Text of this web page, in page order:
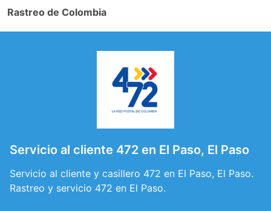
Rastreo de Colombia
Servicio al cliente 472 en El Paso, El Paso
Servicio al cliente y casillero 472 en El Paso, El Paso.
Rastreo y servicio 472 en El Paso.